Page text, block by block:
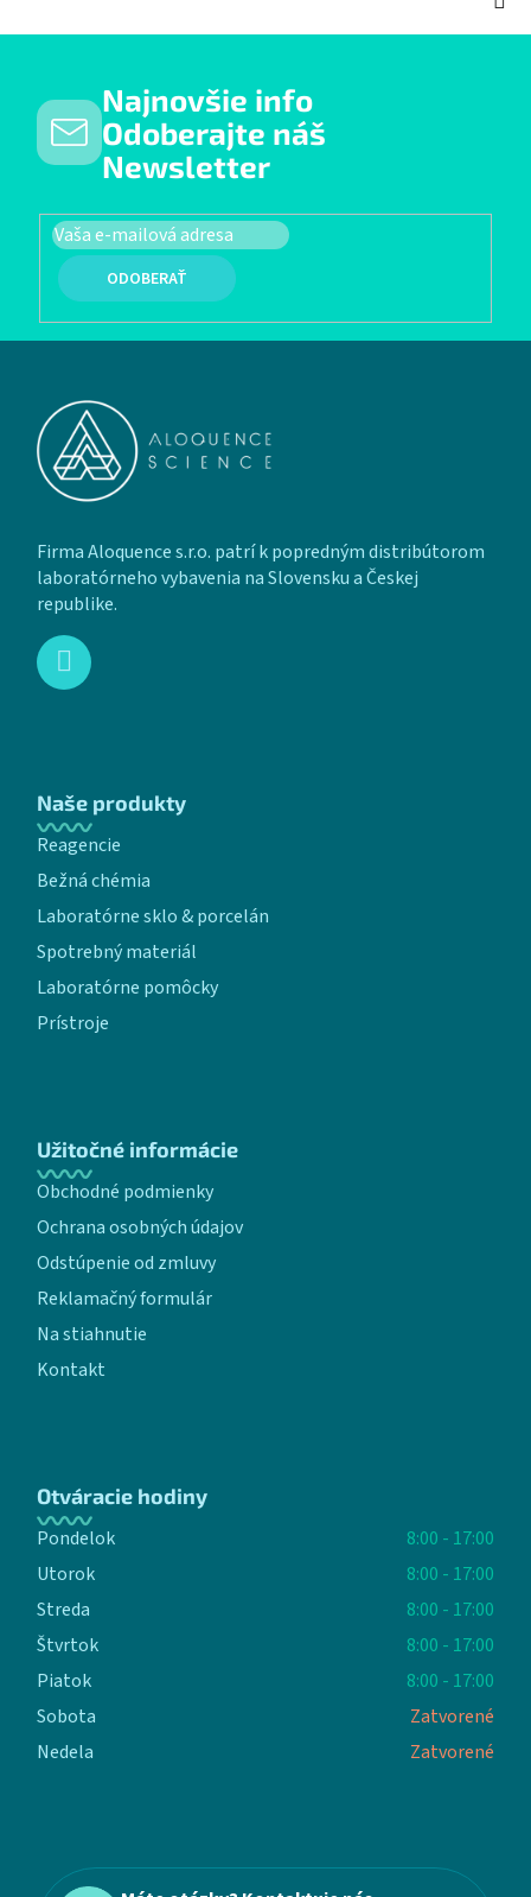
Najnovšie info
Odoberajte náš
Newsletter
PRIHLÁSIŤ SA
Firma Aloquence s.r.o. patrí k popredným distribútorom
laboratórneho vybavenia na Slovensku a Českej
republike.
Naše produkty
Reagencie
Bežná chémia
Laboratórne sklo & porcelán
Spotrebný materiál
Laboratórne pomôcky
Prístroje
Užitočné informácie
Obchodné podmienky
Ochrana osobných údajov
Odstúpenie od zmluvy
Reklamačný formulár
Na stiahnutie
Kontakt
Otváracie hodiny
Pondelok
8:00 - 17:00
Utorok
8:00 - 17:00
Streda
8:00 - 17:00
Štvrtok
8:00 - 17:00
Piatok
8:00 - 17:00
Sobota
Zatvorené
Nedela
Zatvorené